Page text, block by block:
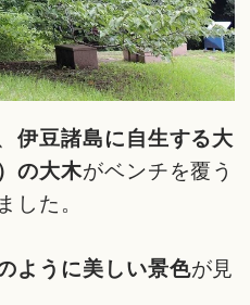
伊豆諸島に自生する大
の大木がベンチを覆う
した。
ように美しい景色が見